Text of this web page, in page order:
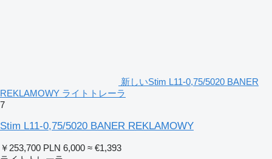
新しいStim L11-0,75/5020 BANER
REKLAMOWY ライトトレーラ
7
Stim L11-0,75/5020 BANER REKLAMOWY
￥253,700 PLN 6,000 ≈ €1,393